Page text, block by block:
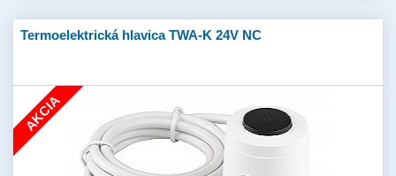
Termoelektrická hlavica TWA-K 24V NC
AKCIA